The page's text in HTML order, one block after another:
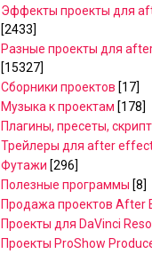
Эффекты проекты для
[2433]
Разные проекты для
[15327]
Сборники проектов [17]
Музыка к проектам [178]
Плагины, пресеты,
Трейлеры для after
Футажи [296]
Полезные программы [8]
Продажа проектов After
Проекты для DaVinci
Проекты ProShow